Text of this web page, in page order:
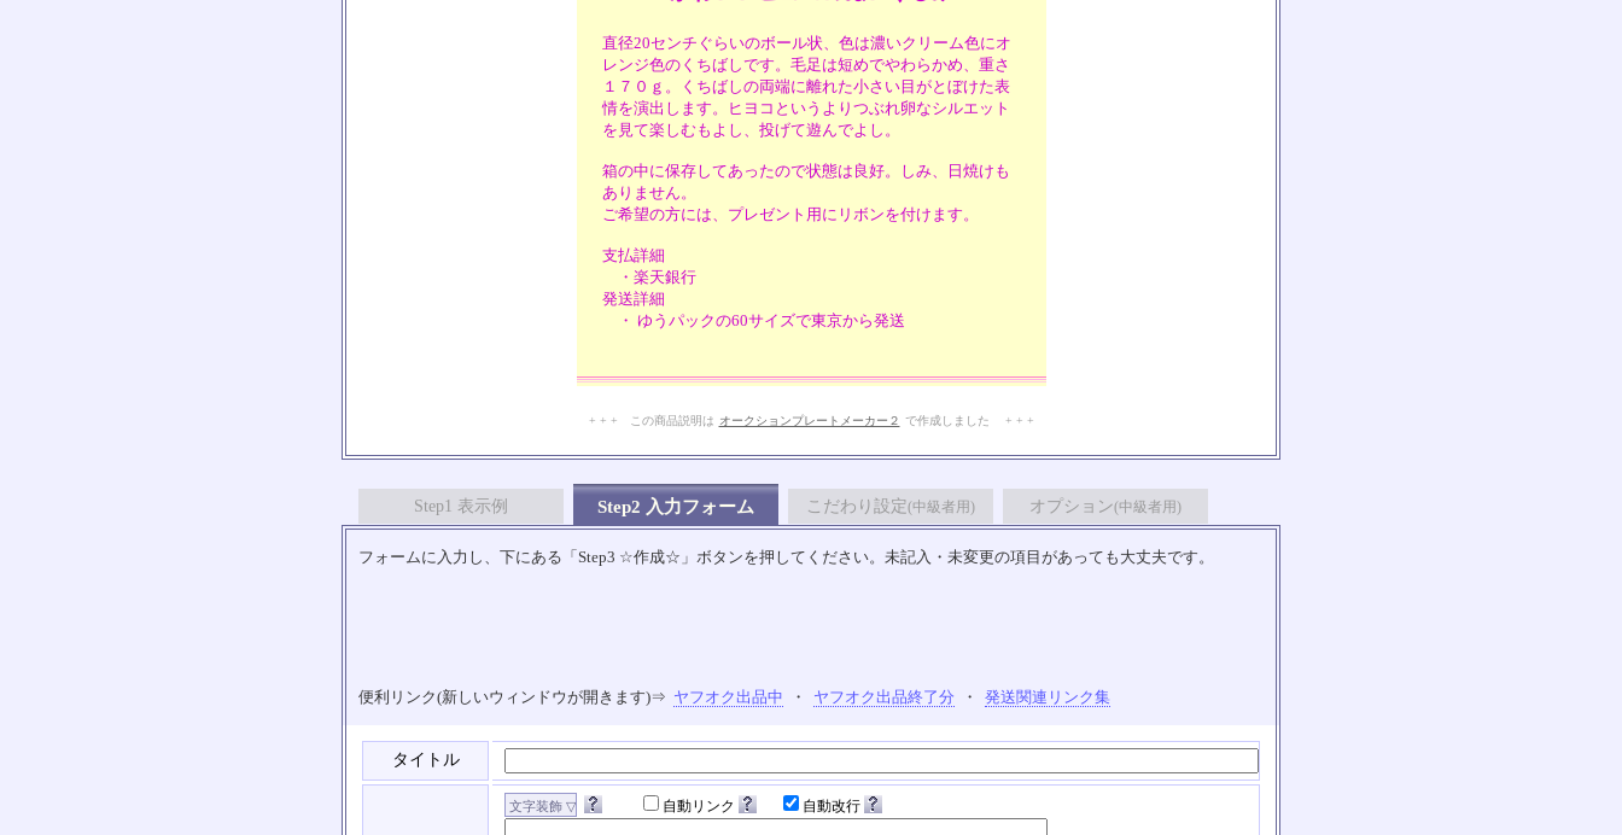
直径20センチぐらいのボール状、色は濃いクリーム色にオ
レンジ色のくちばしです。毛足は短めでやわらかめ、重さ
１７０ｇ。くちばしの両端に離れた小さい目がとぼけた表
情を演出します。ヒヨコというよりつぶれ卵なシルエット
を見て楽しむもよし、投げて遊んでよし。
箱の中に保存してあったので状態は良好。しみ、日焼けも
ありません。
ご希望の方には、プレゼント用にリボンを付けます。
支払詳細
・楽天銀行
発送詳細
・ ゆうパックの60サイズで東京から発送
+ + + この商品説明は オークションプレートメーカー２ で作成しました + + +
Step1 表示例 Step2 入力フォーム こだわり設定(中級者用) オプション(中級者用)
フォームに入力し、下にある「Step3 ☆作成☆」ボタンを押してください。未記入・未変更の項目があっても大丈夫です。
便利リンク(新しいウィンドウが開きます)⇒ ヤフオク出品中 ・ ヤフオク出品終了分 ・ 発送関連リンク集
タイトル
自動リンク 自動改行